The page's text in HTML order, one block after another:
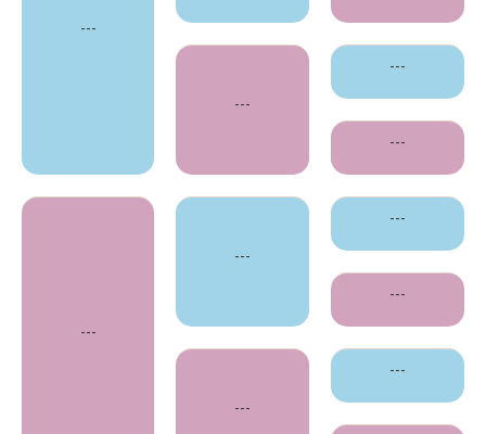
---
---
---
---
---
---
---
---
---
---